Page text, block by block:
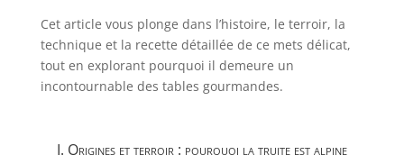
Cet article vous plonge dans l’histoire, le terroir, la
technique et la recette détaillée de ce mets délicat,
tout en explorant pourquoi il demeure un
incontournable des tables gourmandes.
I. Origines et terroir : pourquoi la truite est alpine